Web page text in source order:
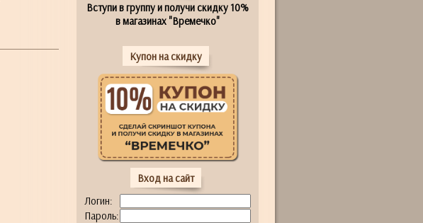
Вступи в группу и получи скидку 10%
в магазинах "Времечко"
Купон на скидку
Вход на сайт
Логин:
Пароль: